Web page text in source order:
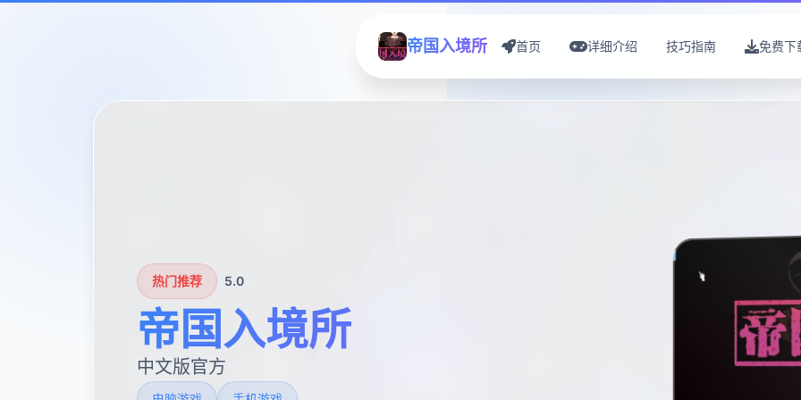
帝国入境所 首页 详细介绍 技巧指南 免费下
热门推荐 5.0
帝国入境所
中文版官方